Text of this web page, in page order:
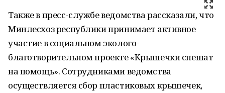
Также в пресс-службе ведомства рассказали, что
Минлесхоз республики принимает активное
участие в социальном эколого-
благотворительном проекте «Крышечки спешат
на помощь». Сотрудниками ведомства
осуществляется сбор пластиковых крышечек,